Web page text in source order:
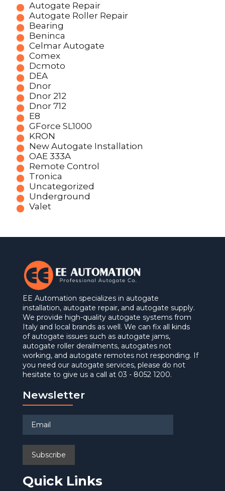
Autogate Repair
Autogate Roller Repair
Bearing
Beninca
Celmar Autogate
Comex
Dcmoto
DEA
Dnor
Dnor 212
Dnor 712
E8
GForce SL1000
KRON
New Autogate Installation
OAE 333A
Remote Control
Tronica
Uncategorized
Underground
Valet
EE Automation specializes in autogate
installation, autogate repair, and autogate supply.
We provide high-quality autogate systems from
Italy and local brands as well. We can fix all kinds
of autogate issues such as autogate jams,
autogate roller derailments, autogates not
working, and autogate remotes not responding. If
you need our autogate services, please do not
hesitate to give us a call at 03 - 8052 1200.
Newsletter
Quick Links